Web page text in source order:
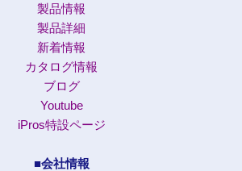
製品情報
製品詳細
新着情報
カタログ情報
ブログ
Youtube
iPros特設ページ
■会社情報